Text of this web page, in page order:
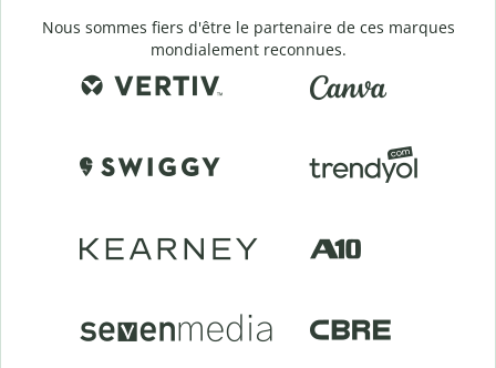
Nous sommes fiers d'être le partenaire de ces marques
mondialement reconnues.